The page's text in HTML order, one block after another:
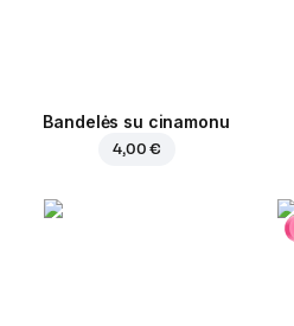
Bandelės su cinamonu
4,00 €